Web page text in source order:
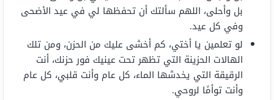
بل وأحلى، اللهم سألتك أن تحفظها لي في عيد الأضحى
وفي كل عيد.
لو تعلمين يا أختي، كم أخشى عليك من الحزن، ومن تلك
الهالات الحزينة التي تظهر تحت عينيك فور حزنك، أنت
الرقيقة التي يخدشها الماء، كل عام وأنت قلبي، كل عام
وأنت توأمًا لروحي.